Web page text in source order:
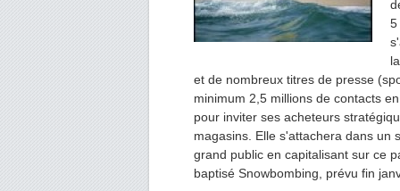
5
et de nombreux titres de presse
minimum 2,5 millions de contacts
pour inviter ses acheteurs
magasins. Elle s'attachera dans un
grand public en capitalisant sur ce
baptisé Snowbombing, prévu fin